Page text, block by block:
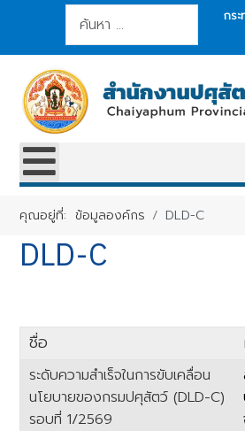
การค้นหา
กร
คุณอยู่ที่:ข้อมูลองค์กร DLD-C
DLD-C
ชื่อ
ระดับความสำเร็จในการขับเคลื่อน
นโยบายของกรมปศุสัตว์ (DLD-C)
รอบที่ 1/2569